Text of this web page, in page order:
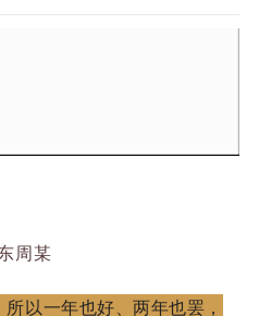
周某
以一年也好、两年也罢，